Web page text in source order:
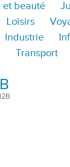
et beauté
Loisirs
Industrie
Transport